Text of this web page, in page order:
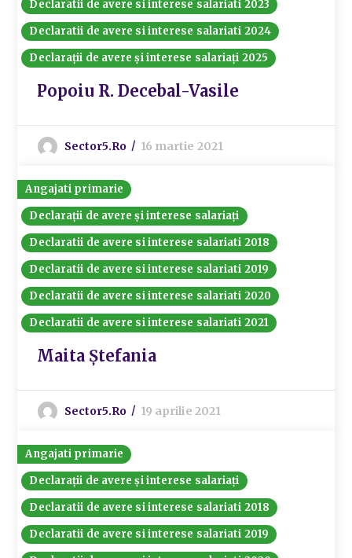
Declaratii de avere si interese salariati 2023
Declaratii de avere si interese salariati 2024
Declarații de avere și interese salariați 2025
Popoiu R. Decebal-Vasile
Sector5.ro 16 martie 2021
Angajati primarie
Declarații de avere și interese salariați
Declaratii de avere si interese salariati 2018
Declaratii de avere si interese salariati 2019
Declaratii de avere si interese salariati 2020
Declaratii de avere si interese salariati 2021
Maita Ștefania
Sector5.ro 19 aprilie 2021
Angajati primarie
Declarații de avere și interese salariați
Declaratii de avere si interese salariati 2018
Declaratii de avere si interese salariati 2019